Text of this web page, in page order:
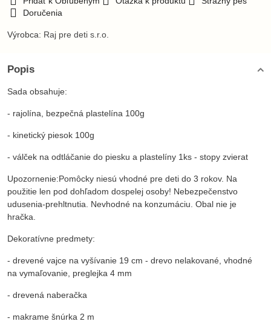
Doručenia
Výrobca: Raj pre deti s.r.o.
Popis
Sada obsahuje:
- rajolína, bezpečná plastelína 100g
- kinetický piesok 100g
- válček na odtláčanie do piesku a plastelíny 1ks - stopy zvierat
Upozornenie:Pomôcky niesú vhodné pre deti do 3 rokov. Na
použitie len pod dohľadom dospelej osoby! Nebezpečenstvo
udusenia-prehltnutia. Nevhodné na konzumáciu. Obal nie je
hračka.
Dekoratívne predmety:
- drevené vajce na vyšívanie 19 cm - drevo nelakované, vhodné
na vymaľovanie, preglejka 4 mm
- drevená naberačka
- makrame šnúrka 2 m